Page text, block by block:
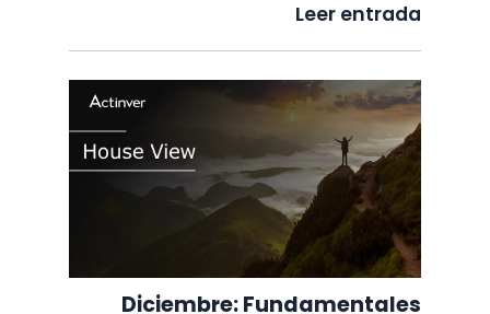
Leer entrada
Diciembre: Fundamentales